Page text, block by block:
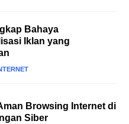
Bahaya
Iklan yang
Browsing Internet di
Siber